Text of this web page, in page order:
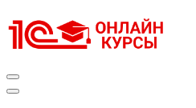
к
содержимому